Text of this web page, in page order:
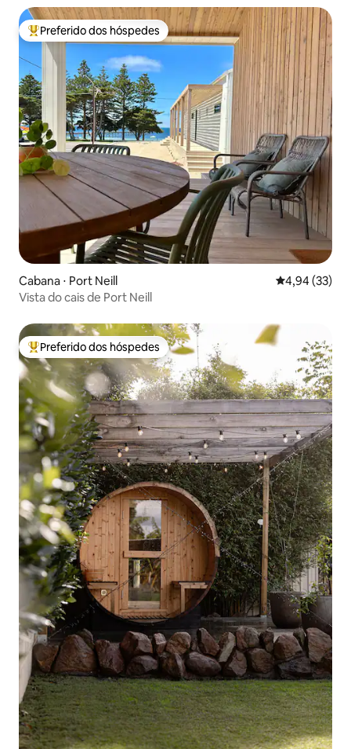
Entre os melhores preferidos dos hóspedes
Preferido dos hóspedes
Cabana ⋅ Port Neill 4,94 de uma
4,94 (33)
Vista do cais de Port Neill
Entre os melhores preferidos dos hóspedes
Preferido dos hóspedes